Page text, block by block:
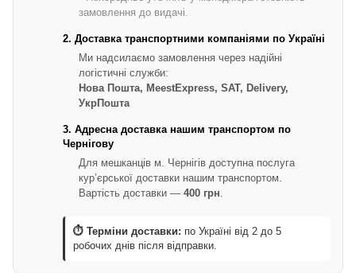
замовлення до видачі.
2. Доставка транспортними компаніями по Україні
Ми надсилаємо замовлення через надійні
логістичні служби:
Нова Пошта, MeestExpress, SAT, Delivery,
УкрПошта
3. Адресна доставка нашим транспортом по
Чернігову
Для мешканців м. Чернігів доступна послуга
кур’єрської доставки нашим транспортом.
Вартість доставки — 400 грн
⏱ Терміни доставки: по Україні від 2 до 5
робочих днів після відправки.